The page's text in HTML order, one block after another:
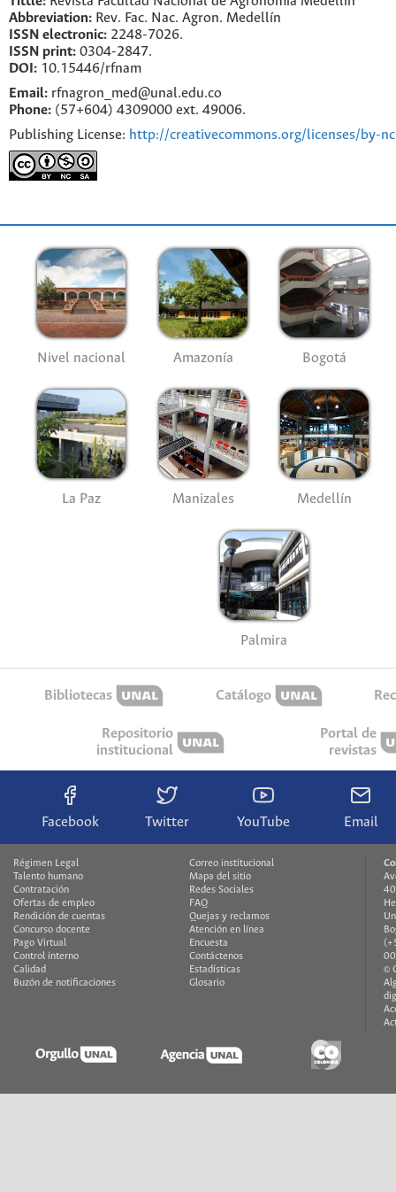
Abbreviation: Rev. Fac. Nac. Agron. Medellín
ISSN electronic: 2248-7026.
ISSN print: 0304-2847.
DOI: 10.15446/rfnam
Email: rfnagron_med@unal.edu.co
Phone: (57+604) 4309000 ext. 49006.
Publishing License: http://creativecommons.org/licenses/by-
Nivel nacional Amazonía Bogotá
La Paz Manizales Medellín
Palmira
Bibliotecas Catálogo
Repositorio
institucional
Portal de
revistas
Facebook Twitter YouTube Email
Régimen Legal
Talento humano
Contratación
Ofertas de empleo
Rendición de cuentas
Concurso docente
Pago Virtual
Control interno
Calidad
Buzón de notificaciones
Correo institucional
Mapa del sitio
Redes Sociales
FAQ
Quejas y reclamos
Atención en línea
Encuesta
Contáctenos
Estadísticas
Glosario
©